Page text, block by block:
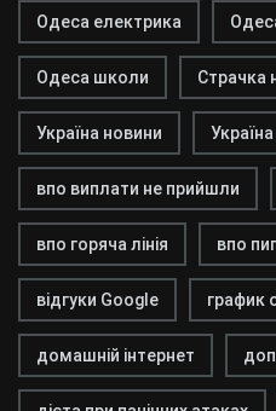
Одеса електрика
Одеса школи Страчка
Україна новини
впо виплати не прийшли
впо горяча лінія впо
відгуки Google график
домашній інтернет